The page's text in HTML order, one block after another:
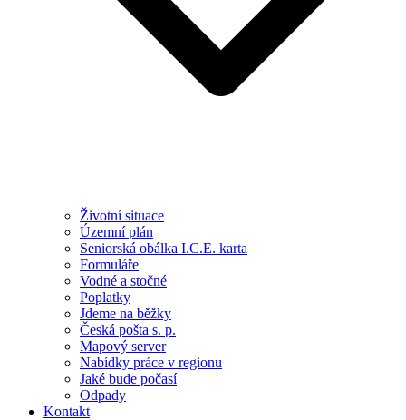
Životní situace
Územní plán
Seniorská obálka I.C.E. karta
Formuláře
Vodné a stočné
Poplatky
Jdeme na běžky
Česká pošta s. p.
Mapový server
Nabídky práce v regionu
Jaké bude počasí
Odpady
Kontakt